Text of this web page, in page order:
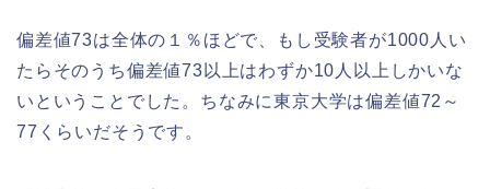
偏差値73は全体の１％ほどで、もし受験者が1000人い
たらそのうち偏差値73以上はわずか10人以上しかいな
いということでした。ちなみに東京大学は偏差値72～
77くらいだそうです。